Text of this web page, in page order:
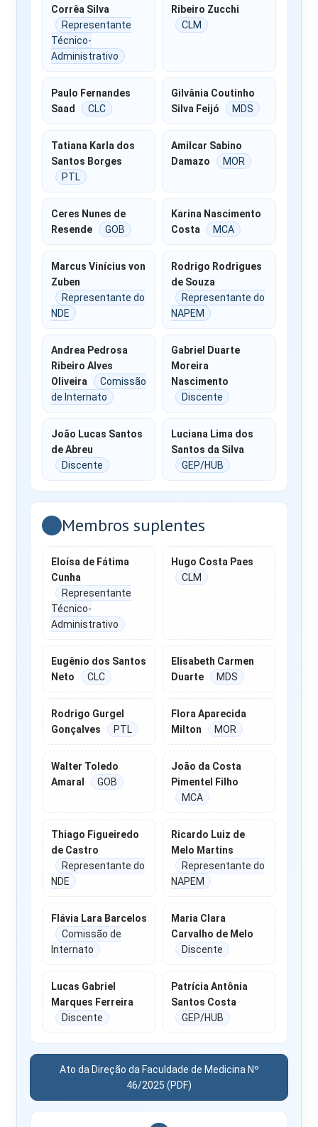
Corrêa Silva
Representante
Técnico-
Administrativo
Ribeiro Zucchi
CLM
Paulo Fernandes
Saad
CLC
Gilvânia Coutinho
Silva Feijó
MDS
Tatiana Karla dos
Santos Borges
PTL
Amilcar Sabino
Damazo
MOR
Ceres Nunes de
Resende
GOB
Karina Nascimento
Costa
MCA
Marcus Vinícius von
Zuben
Representante do
NDE
Rodrigo Rodrigues
de Souza
Representante do
NAPEM
Andrea Pedrosa
Ribeiro Alves
Oliveira
Comissão
de Internato
Gabriel Duarte
Moreira
Nascimento
Discente
João Lucas Santos
de Abreu
Discente
Luciana Lima dos
Santos da Silva
GEP/HUB
Membros suplentes
Eloísa de Fátima
Cunha
Representante
Técnico-
Administrativo
Hugo Costa Paes
CLM
Eugênio dos Santos
Neto
CLC
Elisabeth Carmen
Duarte
MDS
Rodrigo Gurgel
Gonçalves
PTL
Flora Aparecida
Milton
MOR
Walter Toledo
Amaral
GOB
João da Costa
Pimentel Filho
MCA
Thiago Figueiredo
de Castro
Representante do
NDE
Ricardo Luiz de
Melo Martins
Representante do
NAPEM
Flávia Lara Barcelos
Comissão de
Internato
Maria Clara
Carvalho de Melo
Discente
Lucas Gabriel
Marques Ferreira
Discente
Patrícia Antônia
Santos Costa
GEP/HUB
Ato da Direção da Faculdade de Medicina Nº
46/2025 (PDF)